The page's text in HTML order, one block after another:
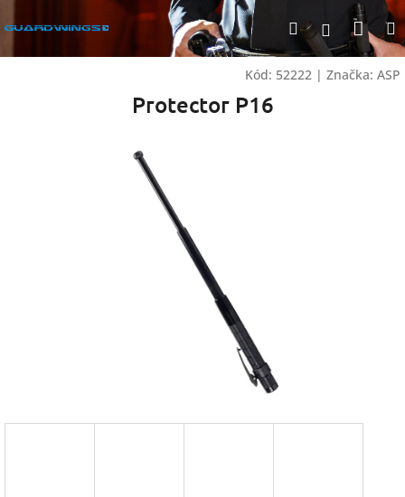
na
Hledat
Kód: 52222 | Značka: ASP
Protector P16